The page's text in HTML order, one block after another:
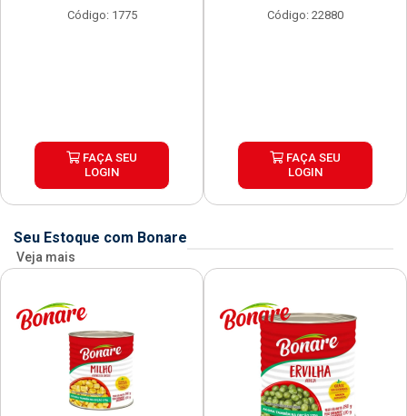
Código: 1775
FAÇA SEU
LOGIN
Código: 22880
FAÇA SEU
LOGIN
Seu Estoque com Bonare
Veja mais